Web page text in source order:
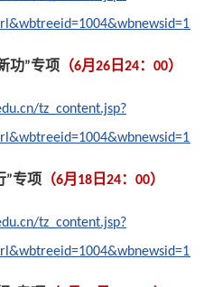
功”专项 （6月26日24：00）
tz_content.jsp?
”专项 （6月18日24：00）
tz_content.jsp?